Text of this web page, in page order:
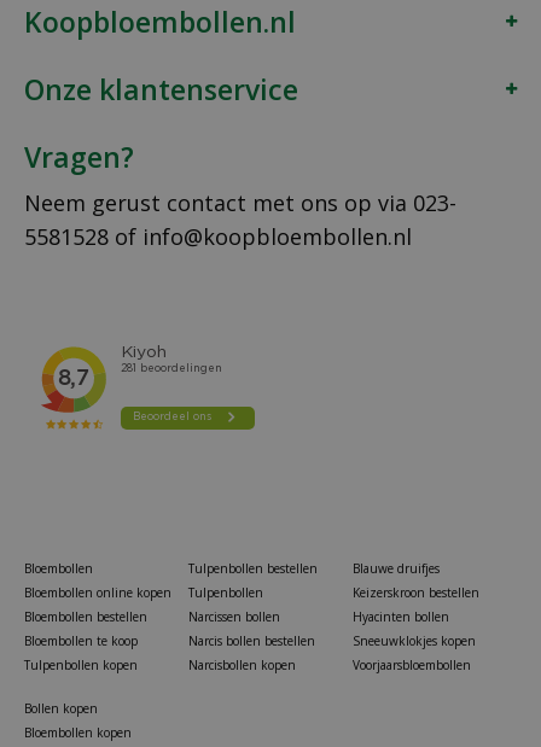
Koopbloembollen.nl
Onze klantenservice
Vragen?
Neem gerust contact met ons op via 023-
5581528 of info@koopbloembollen.nl
Bloembollen
Bloembollen online kopen
Bloembollen bestellen
Bloembollen te koop
Tulpenbollen kopen
Tulpenbollen bestellen
Tulpenbollen
Narcissen bollen
Narcis bollen bestellen
Narcisbollen kopen
Blauwe druifjes
Keizerskroon bestellen
Hyacinten bollen
Sneeuwklokjes kopen
Voorjaarsbloembollen
Bollen kopen
Bloembollen kopen